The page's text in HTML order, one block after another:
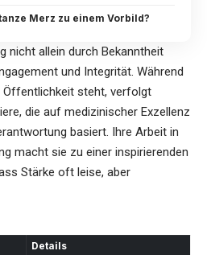
Merz zu einem Vorbild?
nicht allein durch Bekanntheit
und Integrität. Während
steht, verfolgt
die auf medizinischer Exzellenz
basiert. Ihre Arbeit in
macht sie zu einer inspirierenden
Stärke oft leise, aber
Details